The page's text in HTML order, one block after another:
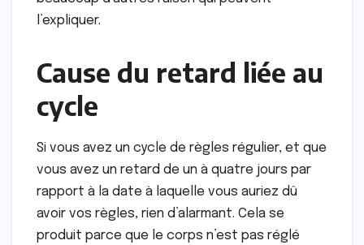
l’expliquer.
Cause du retard liée au
cycle
Si vous avez un cycle de règles régulier, et que
vous avez un retard de un à quatre jours par
rapport à la date à laquelle vous auriez dû
avoir vos règles, rien d’alarmant. Cela se
produit parce que le corps n’est pas réglé